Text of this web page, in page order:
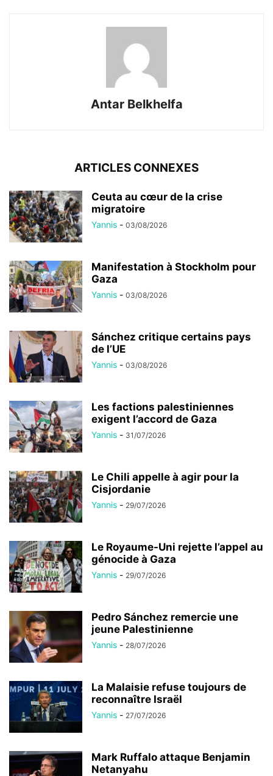
Antar Belkhelfa
ARTICLES CONNEXES
Ceuta au cœur de la crise
migratoire
Yannis - 03/08/2026
Manifestation à Stockholm pour
Gaza
Yannis - 03/08/2026
Sánchez critique certains pays
de l’UE
Yannis - 03/08/2026
Les factions palestiniennes
exigent l’accord de Gaza
Yannis - 31/07/2026
Le Chili appelle à agir pour la
Cisjordanie
Yannis - 29/07/2026
Le Royaume-Uni rejette l’appel au
génocide à Gaza
Yannis - 29/07/2026
Pedro Sánchez remercie une
jeune Palestinienne
Yannis - 28/07/2026
La Malaisie refuse toujours de
reconnaître Israël
Yannis - 27/07/2026
Mark Ruffalo attaque Benjamin
Netanyahu